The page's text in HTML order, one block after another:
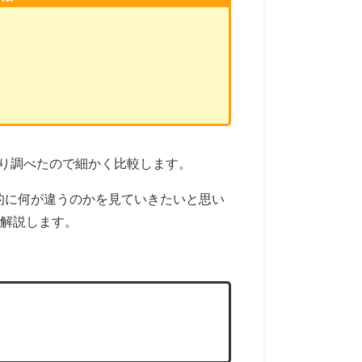
べたので細かく比較します。
何が違うのかを見ていきたいと思い
説します。